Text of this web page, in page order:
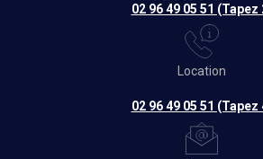
02 96 49 05 51 (Tapez
Location
02 96 49 05 51 (Tapez